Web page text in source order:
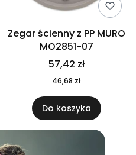
Zegar ścienny z PP MURO
MO2851-07
57,42 zł
46,68 zł
Do koszyka